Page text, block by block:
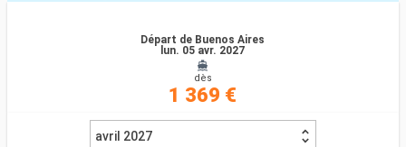
Départ de Buenos Aires
lun. 05 avr. 2027
dès
1 369 €
avril 2027
Compagnies
Rechercher